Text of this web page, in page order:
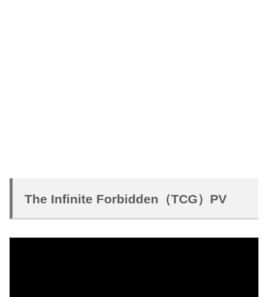
The Infinite Forbidden（TCG）PV